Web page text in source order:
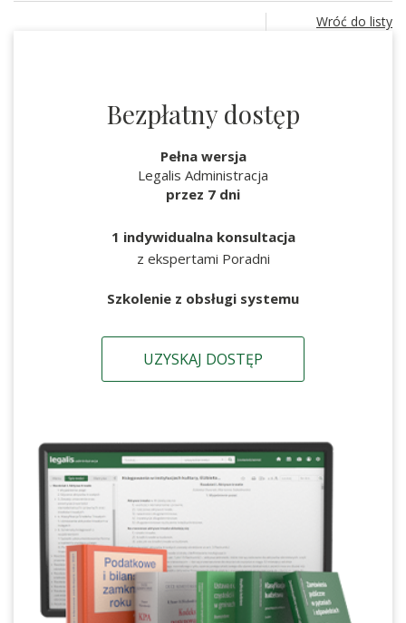
Wróć do listy
Bezpłatny dostęp
Pełna wersja
Legalis Administracja
przez 7 dni
1 indywidualna konsultacja
z ekspertami Poradni
Szkolenie z obsługi systemu
UZYSKAJ DOSTĘP